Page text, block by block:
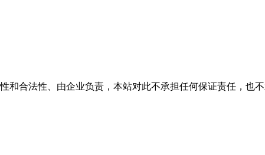
和合法性、由企业负责，本站对此不承担任何保证责任，也